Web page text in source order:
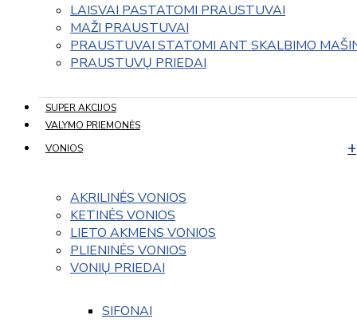
LAISVAI PASTATOMI PRAUSTUVAI
MAŽI PRAUSTUVAI
PRAUSTUVAI STATOMI ANT SKALBIMO
PRAUSTUVŲ PRIEDAI
SUPER AKCIJOS
VALYMO PRIEMONĖS
VONIOS
AKRILINĖS VONIOS
KETINĖS VONIOS
LIETO AKMENS VONIOS
PLIENINĖS VONIOS
VONIŲ PRIEDAI
SIFONAI